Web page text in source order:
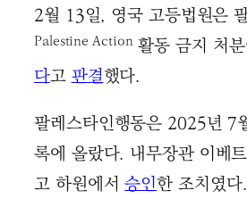
2월 13일, 영국 고등법원은
Palestine Action활동 금지 처
다고판결했다.
팔레스타인행동은 2025년 7
록에 올랐다. 내무장관 이베
고 하원에서승인한 조치였다.